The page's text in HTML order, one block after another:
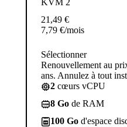
KVM 2
21,49 €
7,79 €/mois
Sélectionner
Renouvellement au
ans. Annulez à tout
2 cœurs vCPU
8 Go de RAM
100 Go d'espace